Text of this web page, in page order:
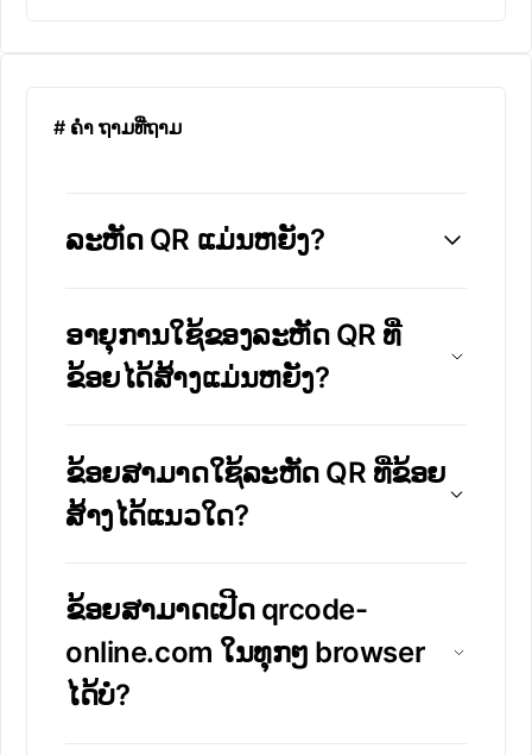
# ຄຳ ຖາມທີ່ຖາມ
ລະຫັດ QR ແມ່ນຫຍັງ?
ອາຍຸການໃຊ້ຂອງລະຫັດ QR ທີ່
ຂ້ອຍໄດ້ສ້າງແມ່ນຫຍັງ?
ຂ້ອຍສາມາດໃຊ້ລະຫັດ QR ທີ່ຂ້ອຍ
ສ້າງໄດ້ແນວໃດ?
ຂ້ອຍສາມາດເປີດ qrcode-
online.com ໃນທຸກໆ browser
ໄດ້ບໍ?